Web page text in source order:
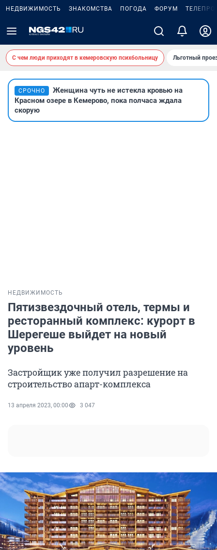
НЕДВИЖИМОСТЬ ЗНАКОМСТВА ПОГОДА ФОРУМ
С чем люди приходят в кемеровскую психбольницу Льготный
СРОЧНО
Женщина чуть не истекла кровью на
Красном озере в Кемерово, пока полчаса ждала
скорую
НЕДВИЖИМОСТЬ
Пятизвездочный отель, термы и
ресторанный комплекс: курорт в
Шерегеше выйдет на новый
уровень
Застройщик уже получил разрешение на
строительство апарт-комплекса
13 апреля 2023, 00:00 3 047